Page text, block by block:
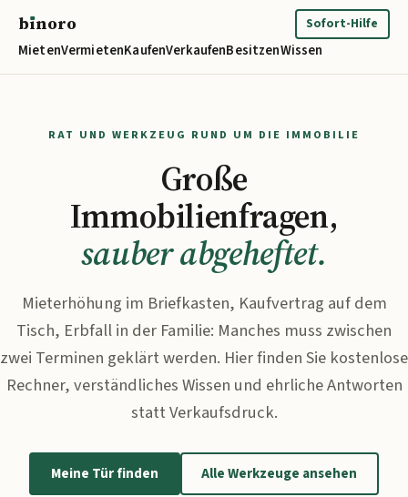
bınoro
MietenVermietenKaufenVerkaufenBesitzenWissen
Sofort-Hilfe
RAT UND WERKZEUG RUND UM DIE IMMOBILIE
Große
Immobilienfragen,
sauber abgeheftet.
Mieterhöhung im Briefkasten, Kaufvertrag auf dem
Tisch, Erbfall in der Familie: Manches muss zwischen
zwei Terminen geklärt werden. Hier finden Sie kostenlose
Rechner, verständliches Wissen und ehrliche Antworten
statt Verkaufsdruck.
Meine Tür finden Alle Werkzeuge ansehen